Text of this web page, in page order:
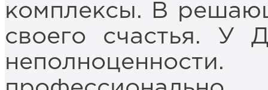
комплексы. В
своего счастья. У